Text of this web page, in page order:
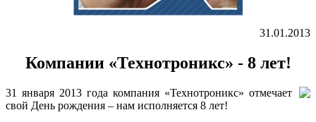
31.01.2013
Компании «Технотроникс» - 8 лет!
31 января 2013 года компания «Технотроникс» отмечает
свой День рождения – нам исполняется 8 лет!